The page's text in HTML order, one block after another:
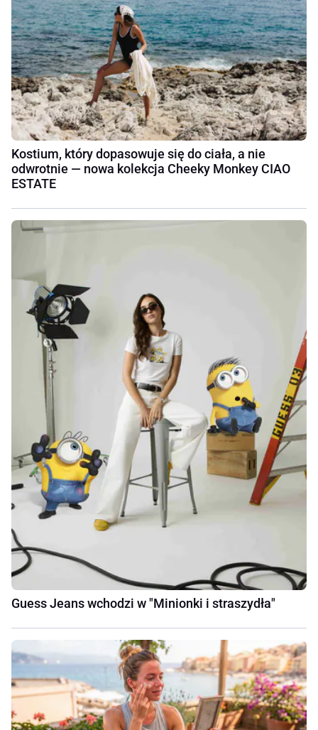
Kostium, który dopasowuje się do ciała, a nie
odwrotnie — nowa kolekcja Cheeky Monkey CIAO
ESTATE
Guess Jeans wchodzi w "Minionki i straszydła"